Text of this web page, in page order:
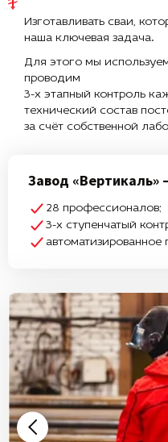
Изготавливать сваи,
наша ключевая задача.
Для этого мы
проводим
3-х этапный контроль
технический состав
за счёт собственной
Завод «Вертикаль»
28 профессионалов;
3-х ступенчатый
автоматизированное